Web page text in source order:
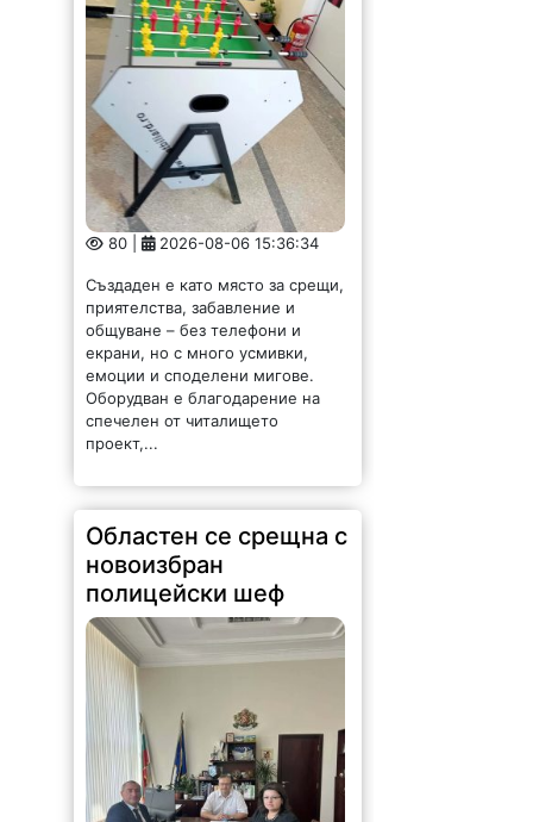
80 | 2026-08-06 15:36:34
приятелства, забавление и
общуване – без телефони и
екрани, но с много усмивки,
емоции и споделени мигове.
Оборудван е благодарение на
спечелен от читалището
проект,...
Областен се срещна с
новоизбран
полицейски шеф